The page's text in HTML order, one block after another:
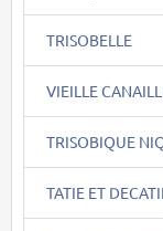
TRISOBELLE
VIEILLE
TRISOBIQUE
TATIE ET